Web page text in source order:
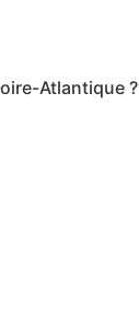
Atlantique ?